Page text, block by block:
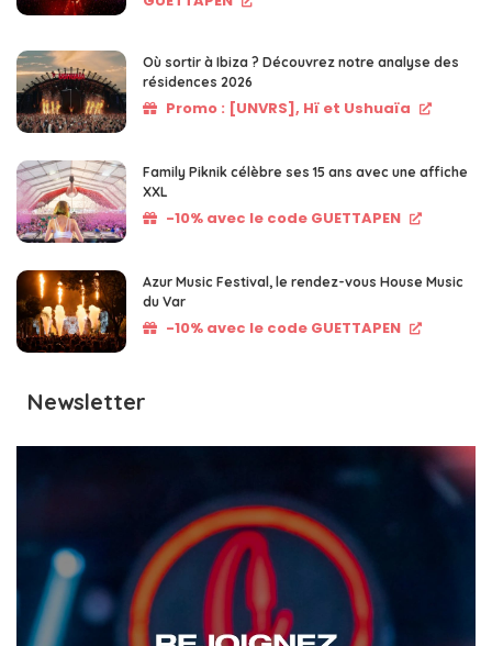
Où sortir à Ibiza ? Découvrez notre analyse des
résidences 2026
Promo : [UNVRS], Hï et Ushuaïa
Family Piknik célèbre ses 15 ans avec une affiche
XXL
-10% avec le code GUETTAPEN
Azur Music Festival, le rendez-vous House Music
du Var
-10% avec le code GUETTAPEN
Newsletter